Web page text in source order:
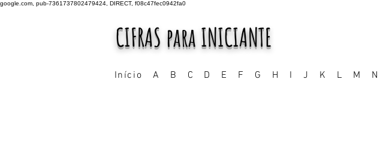
google.com, pub-7361737802479424, DIRECT, f08c47fec0942fa0
CIFRAS para INICIANTE
Início A B C D E F G H I J K L M N